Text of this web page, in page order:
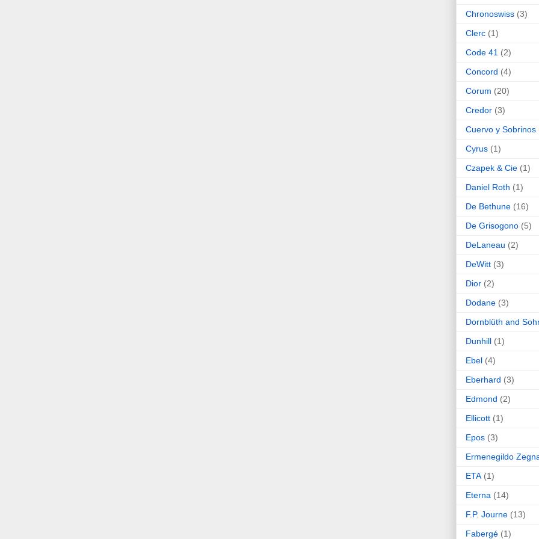
Chronoswiss (3)
Clerc (1)
Code 41 (2)
Concord (4)
Corum (20)
Credor (3)
Cuervo y Sobrinos
Cyrus (1)
Czapek & Cie (1)
Daniel Roth (1)
De Bethune (16)
De Grisogono (5)
DeLaneau (2)
DeWitt (3)
Dior (2)
Dodane (3)
Dornblüth and
Dunhill (1)
Ebel (4)
Eberhard (3)
Edmond (2)
Ellicott (1)
Epos (3)
Ermenegildo
ETA (1)
Eterna (14)
F.P. Journe (13)
Fabergé (1)